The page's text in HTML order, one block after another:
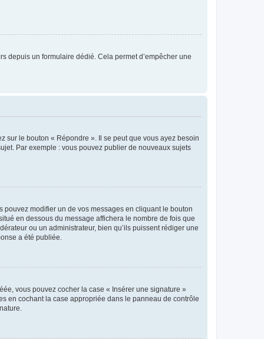
depuis un formulaire dédié. Cela permet d’empêcher une
sur le bouton « Répondre ». Il se peut que vous ayez besoin
Par exemple : vous pouvez publier de nouveaux sujets
modifier un de vos messages en cliquant le bouton
en dessous du message affichera le nombre de fois que
ou un administrateur, bien qu’ils puissent rédiger une
a été publiée.
vous pouvez cocher la case « Insérer une signature »
en cochant la case appropriée dans le panneau de contrôle